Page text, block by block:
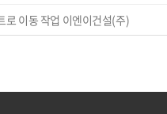
로 이동 작업 이엔이건설(주)